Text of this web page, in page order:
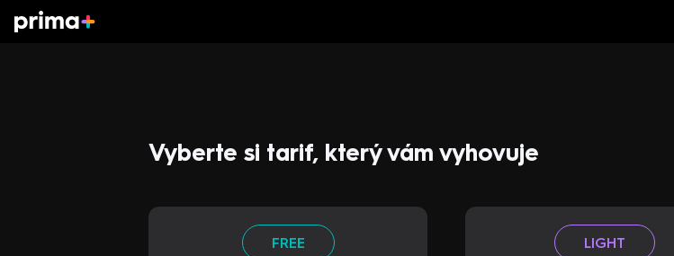
Vyberte si tarif, který vám vyhovuje
FREE LIGHT